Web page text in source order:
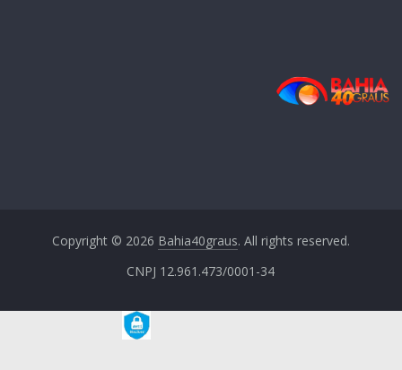
Copyright © 2026 Bahia40graus. All rights reserved.
CNPJ 12.961.473/0001-34